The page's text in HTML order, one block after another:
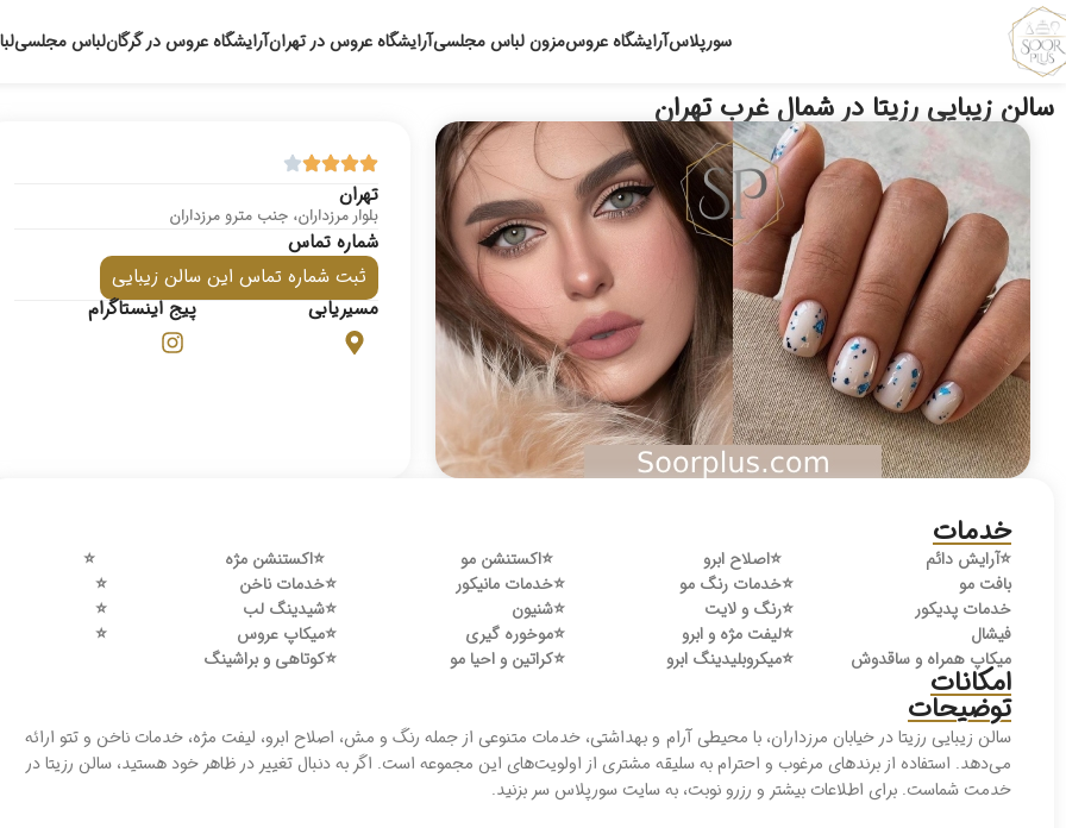
سورپلاسآرایشگاه عروسمزون لباس مجلسیآرایشگاه عروس در تهرانآرایشگاه عروس در گرگانلباس مجلسی
سالن زیبایی رزیتا در شمال غرب تهران
تهران
بلوار مرزداران، جنب مترو مرزداران
شماره تماس
ثبت شماره تماس این سالن زیبایی
مسیریابی
پیج اینستاگرام
خدمات
⭐️آرایش دائم ⭐️اصلاح ابرو ⭐️اکستنشن مو ⭐️اکستنشن مژه
⭐️
بافت مو
⭐️خدمات رنگ مو ⭐️خدمات مانیکور ⭐️خدمات ناخن
⭐️
خدمات پدیکور
⭐️رنگ و لایت ⭐️شنیون ⭐️شیدینگ لب
⭐️
فیشال
⭐️لیفت مژه و ابرو ⭐️موخوره گیری ⭐️میکاپ عروس
⭐️
میکاپ همراه و ساقدوش
⭐️میکروبلیدینگ ابرو ⭐️کراتین و احیا مو ⭐️کوتاهی و براشینگ
امکانات
توضیحات
سالن زیبایی رزیتا در خیابان مرزداران، با محیطی آرام و بهداشتی، خدمات متنوعی از جمله رنگ و مش، اصلاح ابرو، لیفت مژه، خدمات ناخن و تتو ارائه
می‌دهد. استفاده از برندهای مرغوب و احترام به سلیقه مشتری از اولویت‌های این مجموعه است. اگر به دنبال تغییر در ظاهر خود هستید، سالن رزیتا در
خدمت شماست. برای اطلاعات بیشتر و رزرو نوبت، به سایت سورپلاس سر بزنید.